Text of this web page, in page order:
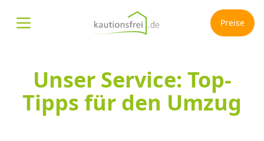
Menü öffnen Preise
Unser Service: Top-
Tipps für den Umzug